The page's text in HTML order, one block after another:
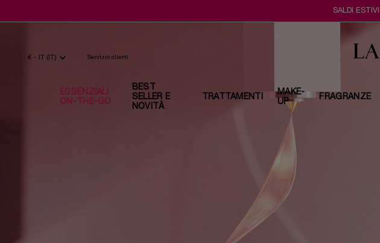
SALDI
€ - IT (IT) Servizio clienti
ESSENZIALI
ON-THE-GO
BEST
SELLER E
NOVITÀ
TRATTAMENTI
MAKE-
UP
FRAGRANZE